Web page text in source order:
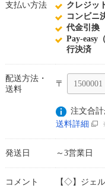
支払い方法
クレジッ
コンビニ
代金引換
Pay-easy
行決済
配送方法・
送料
〒
注文合
送料詳細
発送日 ～3営業日
コメント
【◇】ジェ